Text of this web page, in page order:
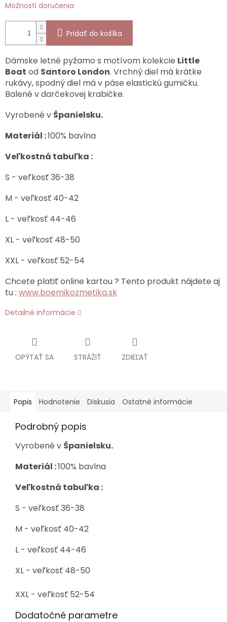
Možnosti doručenia
Pridať do košíka
Dámske letné pyžamo s motívom kolekcie Little
Boat od Santoro London. Vrchný diel má krátke
rukávy, spodný diel má v páse elastickú gumičku.
Balené v darčekovej krabičke.
Vyrobené v Španielsku.
Materiál :100% bavlna
Veľkostná tabuľka :
S - veľkosť 36-38
M - veľkosť 40-42
L - veľkosť 44-46
XL - veľkosť 48-50
XXL - veľkosť 52-54
Chcete platiť online kartou ? Tento produkt nájdete aj
tu : www.boemikozmetika.sk
Detailné informácie
OPÝTAŤ SA STRÁŽIŤ ZDIEĽAŤ
Popis Hodnotenie Diskusia Ostatné informácie
Podrobný popis
Vyrobené v Španielsku.
Materiál :100% bavlna
Veľkostná tabuľka :
S - veľkosť 36-38
M - veľkosť 40-42
L - veľkosť 44-46
XL - veľkosť 48-50
XXL - veľkosť 52-54
Dodatočné parametre